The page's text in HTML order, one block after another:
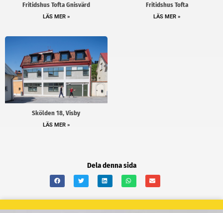
Fritidshus Tofta Gnisvärd
LÄS MER »
Fritidshus Tofta
LÄS MER »
Skölden 18, Visby
LÄS MER »
Dela denna sida